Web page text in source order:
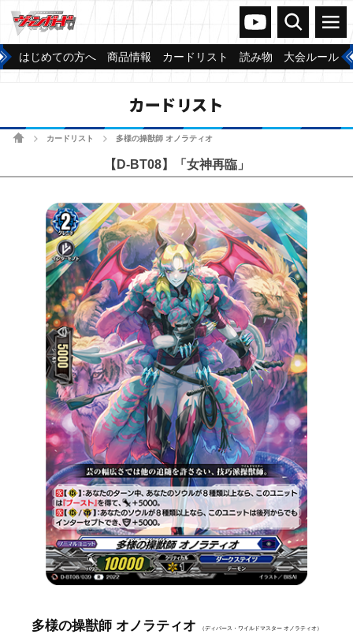
ヴァンガードch
検索 メニュー
はじめての方へ 商品情報 カードリスト 読み物 大会ルール
カードリスト
ホームカードリスト 多様の操獣師 オノラティオ
【D-BT08】「女神再臨」
多様の操獣師 オノラティオ （ディバース・ワイルドマスター オノラティオ）